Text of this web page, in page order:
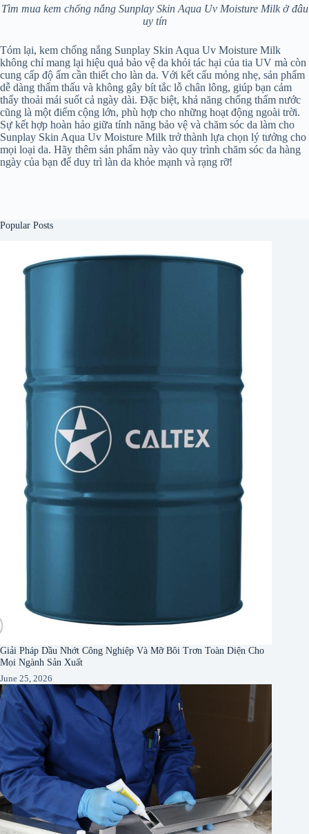
Tìm mua kem chống nắng Sunplay Skin Aqua Uv Moisture Milk ở đâu
uy tín
Tóm lại, kem chống nắng Sunplay Skin Aqua Uv Moisture Milk
không chỉ mang lại hiệu quả bảo vệ da khỏi tác hại của tia UV mà còn
cung cấp độ ẩm cần thiết cho làn da. Với kết cấu mỏng nhẹ, sản phẩm
dễ dàng thẩm thấu và không gây bít tắc lỗ chân lông, giúp bạn cảm
thấy thoải mái suốt cả ngày dài. Đặc biệt, khả năng chống thấm nước
cũng là một điểm cộng lớn, phù hợp cho những hoạt động ngoài trời.
Sự kết hợp hoàn hảo giữa tính năng bảo vệ và chăm sóc da làm cho
Sunplay Skin Aqua Uv Moisture Milk trở thành lựa chọn lý tưởng cho
mọi loại da. Hãy thêm sản phẩm này vào quy trình chăm sóc da hàng
ngày của bạn để duy trì làn da khỏe mạnh và rạng rỡ!
Popular Posts
Giải Pháp Dầu Nhớt Công Nghiệp Và Mỡ Bôi Trơn Toàn Diện Cho
Mọi Ngành Sản Xuất
June 25, 2026